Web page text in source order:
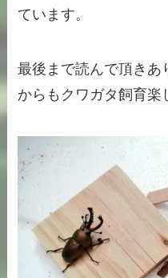
ています。
最後まで読んで頂きあ
からもクワガタ飼育楽